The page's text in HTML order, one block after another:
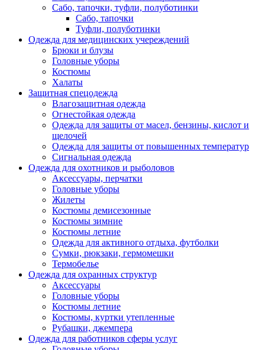
Сабо, тапочки, туфли, полуботинки
Сабо, тапочки
Туфли, полуботинки
Одежда для медицинских учереждений
Брюки и блузы
Головные уборы
Костюмы
Халаты
Защитная спецодежда
Влагозащитная одежда
Огнестойкая одежда
Одежда для защиты от масел, бензины, кислот и
щелочей
Одежда для защиты от повышенных температур
Сигнальная одежда
Одежда для охотников и рыболовов
Аксессуары, перчатки
Головные уборы
Жилеты
Костюмы демисезонные
Костюмы зимние
Костюмы летние
Одежда для активного отдыха, футболки
Сумки, рюкзаки, гермомешки
Термобелье
Одежда для охранных структур
Аксессуары
Головные уборы
Костюмы летние
Костюмы, куртки утепленные
Рубашки, джемпера
Одежда для работников сферы услуг